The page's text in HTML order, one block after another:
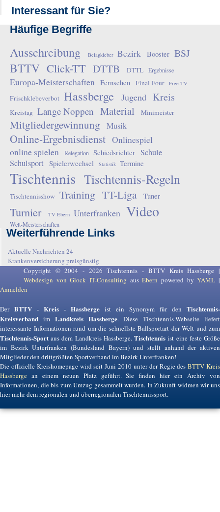
Interessant für Sie?
Häufige Begriffe
Ausschreibung Belagkleber Bezirk Booster BSJ
BTTV Click-TT DTTB DTTL Ergebnisse
Europa-Meisterschaften Fernsehen Final Four Free-TV
Frischklebeverbot Hassberge Jugend Kreis
Kreistag Lange Noppen Material Minimeister
Mitgliedergewinnung Musik
Online-Ergebnisdienst Onlinespiel
online spielen
Relegation Schiedsrichter Schule
Schulsport
Spielerwechsel Statistik Termine
Tischtennis Tischtennis-Regeln
Tischtennisshow Training TT-Liga Tuner
Turnier TV Ebern Unterfranken Video
Welt-Meisterschaften
Weiterführende Links
Aktuelle Nachrichten 24
Krankenversicherung preisgünstig
Copyright © 2004 - 2026 Tischtennis - BTTV Kreis Hassberge |
Webdesign von Glock IT-Consulting ausEbern powered byYAML |
Anmelden
Der BTTV - Kreis - Hassberge ist ein Synonym für den Tischtennis-
Kreisverband im Landkreis Hassberge. Diese Tischtennis-Webseite liefert
interessante Informationen rund um die schnellste Ballsportart der Welt und zum
Tischtennis-Sport aus dem Landkreis Hassberge.Tischtennis ist eine feste Größe
im Bezirk Unterfranken (Bundesland Bayern) und stellt anhand der aktiven
Mitglieder den drittgrößten Sportverband im Bezirk Unterfranken!
Die offizielle Kreishomepage wird seit Juni 2010 unter der Regie desBTTV Kreis
Hassberge an einem neuen Platz geführt. Sie finden hier ein Archiv von
Informationen, die bis zum Umzug gesammelt wurden. In Zukunft widmen wir uns
hier mehr dem regionalen und überregionalen Tischtennissport.